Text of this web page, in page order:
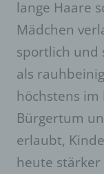
lange Haare
Mädchen
sportlich und
als
höchstens
Bürgertum
erlaubt,
heute
Person,
Stelle, der
sich bei
nicht.
jedoch